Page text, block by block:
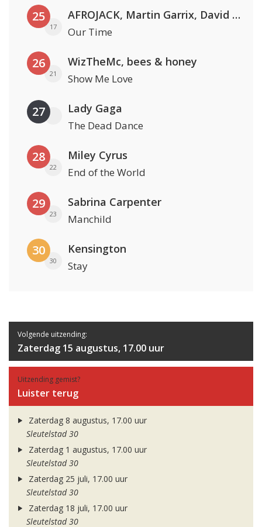
25
17
AFROJACK, Martin Garrix, David Guetta & Amél
Our Time
26
21
WizTheMc, bees & honey
Show Me Love
27 Lady Gaga
The Dead Dance
28
22
Miley Cyrus
End of the World
29
23
Sabrina Carpenter
Manchild
30
30
Kensington
Stay
Volgende uitzending:
Zaterdag 15 augustus, 17.00 uur
Uitzending gemist?
Luister terug
Zaterdag 8 augustus, 17.00 uur
Sleutelstad 30
Zaterdag 1 augustus, 17.00 uur
Sleutelstad 30
Zaterdag 25 juli, 17.00 uur
Sleutelstad 30
Zaterdag 18 juli, 17.00 uur
Sleutelstad 30